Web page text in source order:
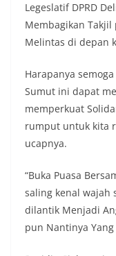
Legeslatif DPRD
Membagikan Takjil
Melintas di depan
Harapanya
Sumut ini dapat
memperkuat
rumput untuk kita
ucapnya.
“Buka Puasa
saling kenal wajah
dilantik Menjadi
pun Nantinya